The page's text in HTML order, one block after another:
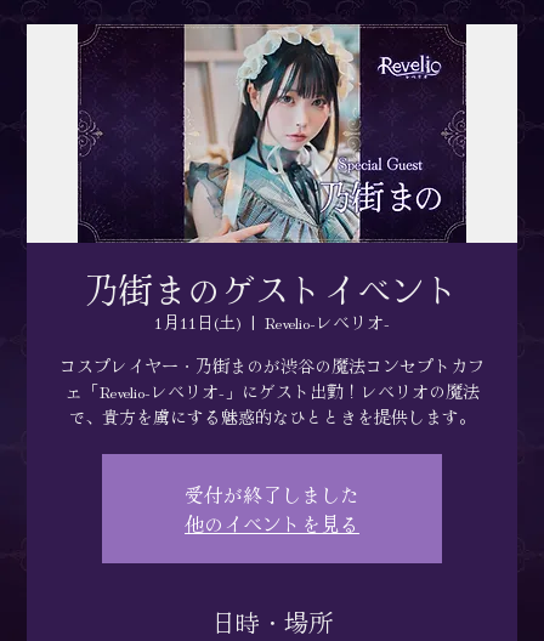
乃街まのゲストイベント
1月11日(土)
  |
Revelio-レベリオ-
コスプレイヤー・乃街まのが渋谷の魔法コンセプトカフ
ェ「Revelio-レベリオ-」にゲスト出勤！レベリオの魔法
で、貴方を虜にする魅惑的なひとときを提供します。
受付が終了しました
他のイベントを見る
日時・場所